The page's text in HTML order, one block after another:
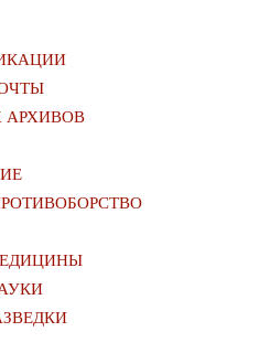
АРХИВОВ